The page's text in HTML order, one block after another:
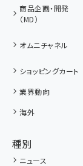
商品企画・開発
（MD）
オムニチャネル
ショッピングカート
業界動向
海外
種別
ニュース